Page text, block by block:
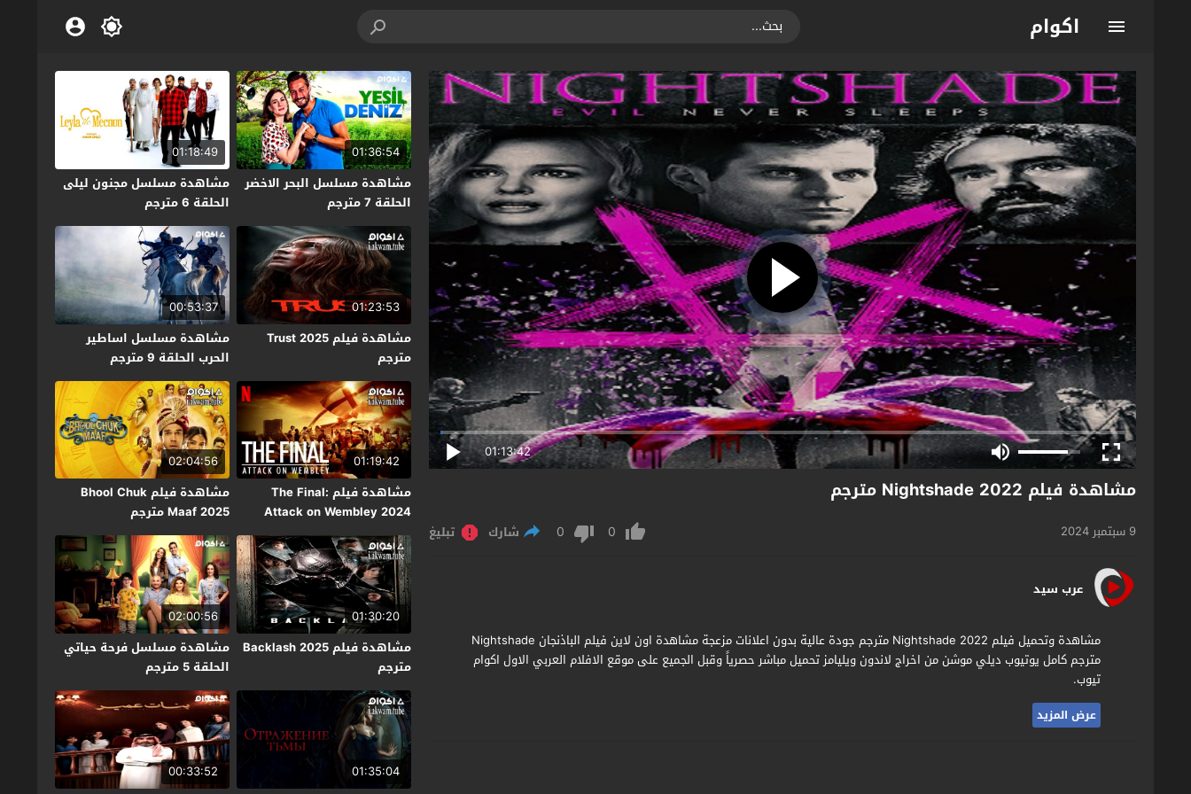
اكوام
01:13:42
مشاهدة فيلم Nightshade 2022 مترجم
9 سبتمبر 2024 0
0 شارك تبليغ
عرب سيد
مشاهدة وتحميل فيلم Nightshade 2022 مترجم جودة عالية بدون اعلانات مزعجة مشاهدة اون لاين فيلم الباذنجان Nightshade
مترجم كامل يوتيوب ديلي موشن من اخراج لاندون ويليامز تحميل مباشر حصرياً وقبل الجميع على موقع الافلام العربي الاول اكوام
تيوب.
عرض المزيد
01:36:54
مشاهدة مسلسل البحر الاخضر
الحلقة 7 مترجم
01:18:49
مشاهدة مسلسل مجنون ليلى
الحلقة 6 مترجم
01:23:53
مشاهدة فيلم Trust 2025
مترجم
00:53:37
مشاهدة مسلسل اساطير
الحرب الحلقة 9 مترجم
01:19:42
مشاهدة فيلم The Final:
Attack on Wembley 2024
مترجم
02:04:56
مشاهدة فيلم Bhool Chuk
Maaf 2025 مترجم
01:30:20
مشاهدة فيلم Backlash 2025
مترجم
02:00:56
مشاهدة مسلسل فرحة حياتي
الحلقة 5 مترجم
01:35:04
00:33:52